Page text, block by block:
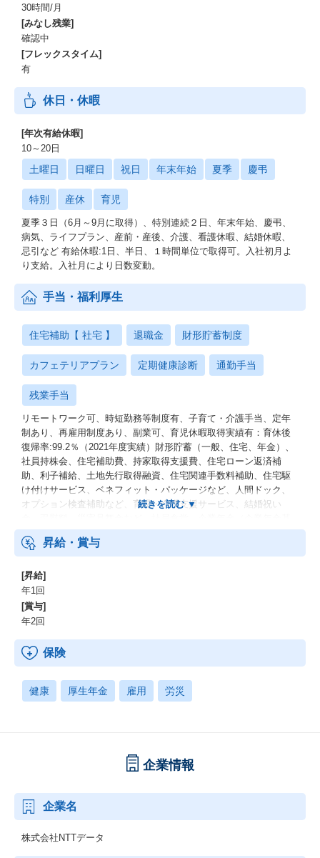
30時間/月
[みなし残業]
確認中
[フレックスタイム]
有
休日・休暇
[年次有給休暇]
10～20日
土曜日 日曜日 祝日 年末年始 夏季 慶弔
特別 産休 育児
夏季３日（6月～9月に取得）、特別連続２日、年末年始、慶弔、
病気、ライフプラン、産前・産後、介護、看護休暇、結婚休暇、
忌引など 有給休暇:1日、半日、１時間単位で取得可。入社初月よ
り支給。入社月により日数変動。
手当・福利厚生
住宅補助【 社宅 】 退職金 財形貯蓄制度
カフェテリアプラン 定期健康診断 通勤手当
残業手当
リモートワーク可、時短勤務等制度有、子育て・介護手当、定年
制あり、再雇用制度あり、副業可、育児休暇取得実績有：育休後
復帰率:99.2％（2021年度実績）財形貯蓄（一般、住宅、年金）、
社員持株会、住宅補助費、持家取得支援費、住宅ローン返済補
助、利子補給、土地先行取得融資、住宅関連手数料補助、住宅駆
け付けサービス、ベネフィット・パッケージなど、人間ドック、
オプション検査補助など、育児・介護支援サービス、結婚祝い
金、確定拠出年金）、電気通信共済会(個人年金、遺児育英基金)
昇給・賞与
[昇給]
年1回
[賞与]
年2回
保険
健康 厚生年金 雇用 労災
企業情報
企業名
株式会社NTTデータ